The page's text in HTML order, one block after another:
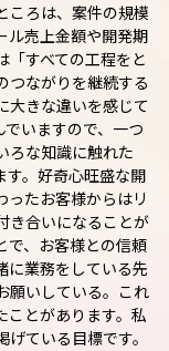
ころは、案件の規模
ル売上金額や開発期
「すべての工程をと
つながりを継続する
大きな違いを感じて
いますので、一つ
ろな知識に触れた
す。好奇心旺盛な開
ったお客様からはリ
き合いになることが
で、お客様との信頼
に業務をしている先
願いしている。これ
ことがあります。私
ている目標です。